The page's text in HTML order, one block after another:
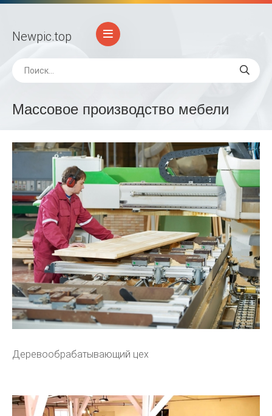
Newpic.top
Массовое производство мебели
Деревообрабатывающий цех